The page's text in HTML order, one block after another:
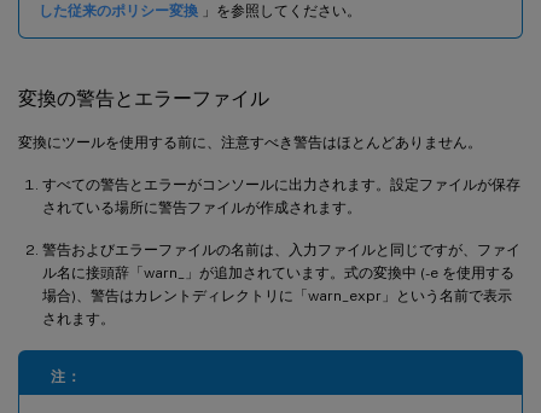
した従来のポリシー変換 」を参照してください。
変換の警告とエラーファイル
変換にツールを使用する前に、注意すべき警告はほとんどありません。
すべての警告とエラーがコンソールに出力されます。設定ファイルが保存
されている場所に警告ファイルが作成されます。
警告およびエラーファイルの名前は、入力ファイルと同じですが、ファイ
ル名に接頭辞「warn_」が追加されています。式の変換中 (-e を使用する
場合)、警告はカレントディレクトリに「warn_expr」という名前で表示
されます。
注：